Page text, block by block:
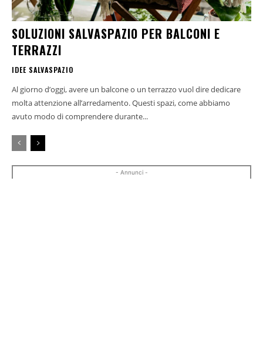
SOLUZIONI SALVASPAZIO PER BALCONI E
TERRAZZI
IDEE SALVASPAZIO
Al giorno d’oggi, avere un balcone o un terrazzo vuol dire dedicare
molta attenzione all’arredamento. Questi spazi, come abbiamo
avuto modo di comprendere durante...
- Annunci -